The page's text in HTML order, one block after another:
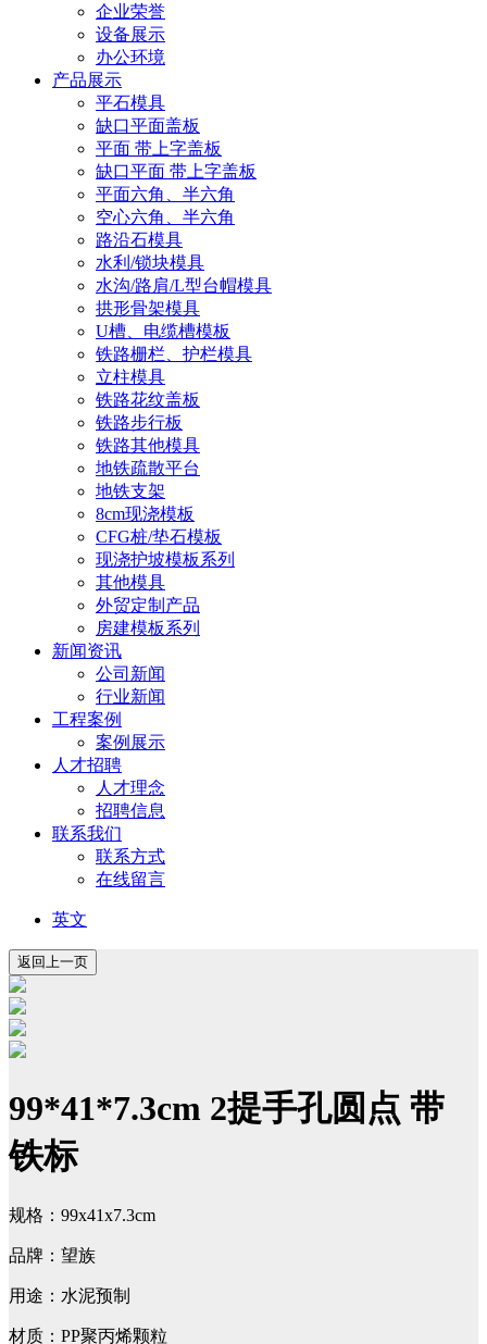
企业荣誉
设备展示
办公环境
产品展示
平石模具
缺口平面盖板
平面 带上字盖板
缺口平面 带上字盖板
平面六角、半六角
空心六角、半六角
路沿石模具
水利/锁块模具
水沟/路肩/L型台帽模具
拱形骨架模具
U槽、电缆槽模板
铁路栅栏、护栏模具
立柱模具
铁路花纹盖板
铁路步行板
铁路其他模具
地铁疏散平台
地铁支架
8cm现浇模板
CFG桩/垫石模板
现浇护坡模板系列
其他模具
外贸定制产品
房建模板系列
新闻资讯
公司新闻
行业新闻
工程案例
案例展示
人才招聘
人才理念
招聘信息
联系我们
联系方式
在线留言
英文
99*41*7.3cm 2提手孔圆点 带
铁标
规格：99x41x7.3cm
品牌：望族
用途：水泥预制
材质：PP聚丙烯颗粒